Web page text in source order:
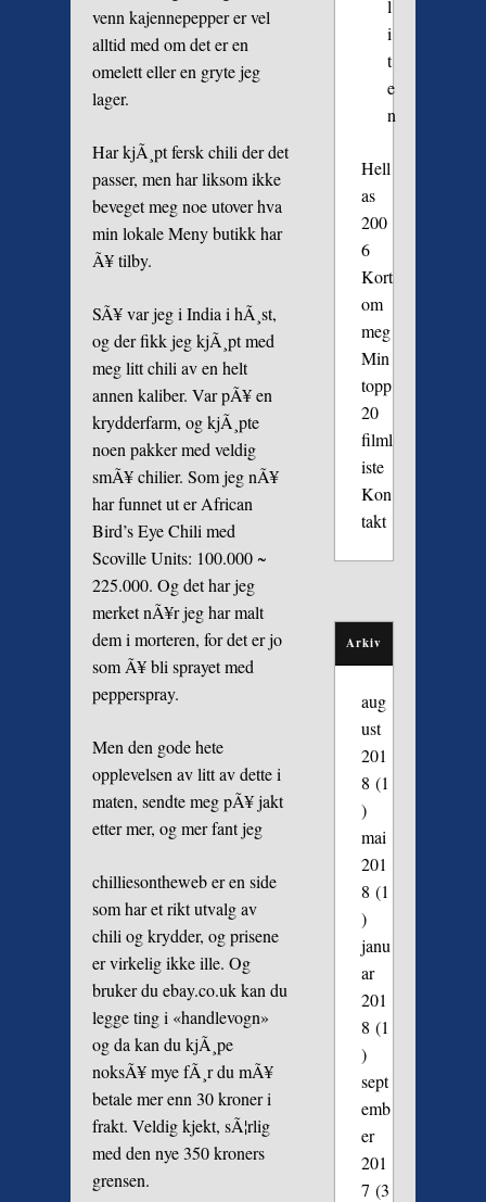
venn kajennepepper er vel
alltid med om det er en
omelett eller en gryte jeg
lager.
Har kjÃ¸pt fersk chili der det
passer, men har liksom ikke
beveget meg noe utover hva
min lokale Meny butikk har
Ã¥ tilby.
SÃ¥ var jeg i India i hÃ¸st,
og der fikk jeg kjÃ¸pt med
meg litt chili av en helt
annen kaliber. Var pÃ¥ en
krydderfarm, og kjÃ¸pte
noen pakker med veldig
smÃ¥ chilier. Som jeg nÃ¥
har funnet ut er African
Bird’s Eye Chili med
Scoville Units: 100.000 ~
225.000. Og det har jeg
merket nÃ¥r jeg har malt
dem i morteren, for det er jo
som Ã¥ bli sprayet med
pepperspray.
Men den gode hete
opplevelsen av litt av dette i
maten, sendte meg pÃ¥ jakt
etter mer, og mer fant jeg
chilliesontheweber en side
som har et rikt utvalg av
chili og krydder, og prisene
er virkelig ikke ille. Og
bruker du ebay.co.uk kan du
legge ting i «handlevogn»
og da kan du kjÃ¸pe
noksÃ¥ mye fÃ¸r du mÃ¥
betale mer enn 30 kroner i
frakt. Veldig kjekt, sÃ¦rlig
med den nye 350 kroners
grensen.
l
i
t
e
n
Hell
as
200
6
Kort
om
meg
Min
topp
20
filml
iste
Kon
takt
Arkiv
aug
ust
201
8 (1
)
mai
201
8 (1
)
janu
ar
201
8 (1
)
sept
emb
er
201
7 (3